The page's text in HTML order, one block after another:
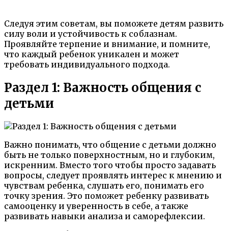
Следуя этим советам, вы поможете детям развить
силу воли и устойчивость к соблазнам.
Проявляйте терпение и внимание, и помните,
что каждый ребенок уникален и может
требовать индивидуального подхода.
Раздел 1: Важность общения с
детьми
Важно понимать, что общение с детьми должно
быть не только поверхностным, но и глубоким,
искренним. Вместо того чтобы просто задавать
вопросы, следует проявлять интерес к мнению и
чувствам ребенка, слушать его, понимать его
точку зрения. Это поможет ребенку развивать
самооценку и уверенность в себе, а также
развивать навыки анализа и саморефлексии.